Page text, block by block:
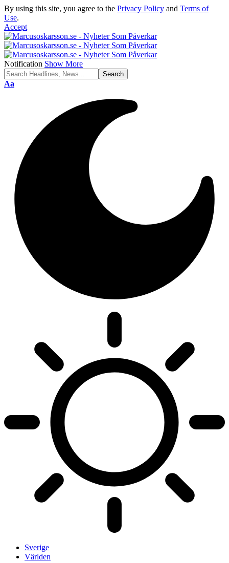
By using this site, you agree to the Privacy Policy and Terms of
Use.
Accept
Notification Show More
Font
Aa
Sverige
Världen